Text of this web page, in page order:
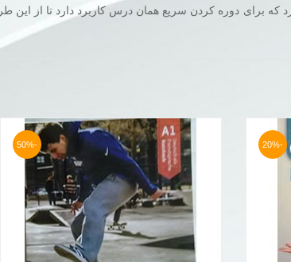
که برای دوره کردن سریع همان درس کاربرد دارد تا از این
-20%
-50%